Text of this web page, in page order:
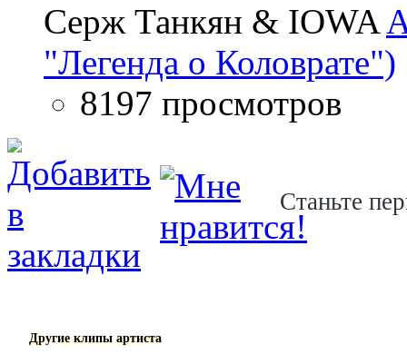
Серж Танкян & IOWA
"Легенда о Коловрате")
8197 просмотров
Станьте
Другие клипы артиста